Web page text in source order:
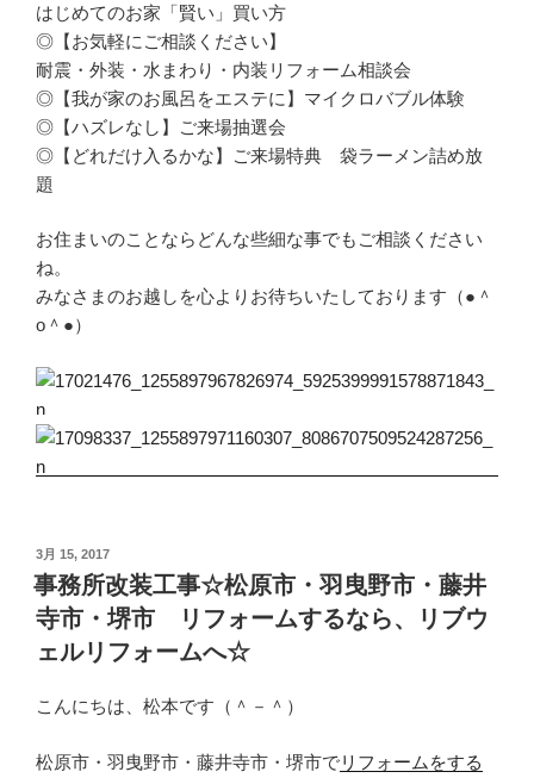
はじめてのお家「賢い」買い方
◎【お気軽にご相談ください】
耐震・外装・水まわり・内装リフォーム相談会
◎【我が家のお風呂をエステに】マイクロバブル体験
◎【ハズレなし】ご来場抽選会
◎【どれだけ入るかな】ご来場特典 袋ラーメン詰め放
題
お住まいのことならどんな些細な事でもご相談ください
ね。
みなさまのお越しを心よりお待ちいたしております（●＾
o＾●）
投
稿
日:
3月 15, 2017
事務所改装工事☆松原市・羽曳野市・藤井
寺市・堺市 リフォームするなら、リブウ
ェルリフォームへ☆
こんにちは、松本です（＾－＾）
松原市・羽曳野市・藤井寺市・堺市でリフォームをする